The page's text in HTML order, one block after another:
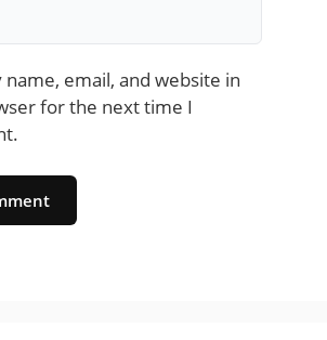
name, email, and website in
for the next time I